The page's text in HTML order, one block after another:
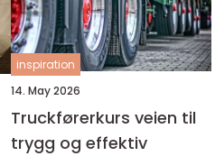
inspiration
14. May 2026
Truckførerkurs veien til
trygg og effektiv